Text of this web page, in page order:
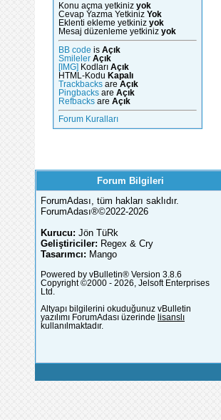
Konu açma yetkiniz yok
Cevap Yazma Yetkiniz Yok
Eklenti ekleme yetkiniz yok
Mesaj düzenleme yetkiniz yok
BB code is Açık
Smileler Açık
[IMG] Kodları Açık
HTML-Kodu Kapalı
Trackbacks are Açık
Pingbacks are Açık
Refbacks are Açık
Forum Kuralları
Forum Bilgileri
ForumAdası, tüm hakları saklıdır.
ForumAdası®©2022-2026
Kurucu: Jön TüRk
Geliştiriciler: Regex & Cry
Tasarımcı: Mango
Powered by vBulletin® Version 3.8.6
Copyright ©2000 - 2026, Jelsoft Enterprises
Ltd.
Altyapı bilgilerini okuduğunuz vBulletin
yazılımı ForumAdası üzerinde lisanslı
kullanılmaktadır.